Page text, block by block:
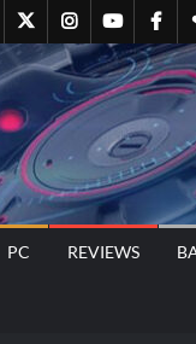
GN@Twitter
GN@Instagram
GNOVA
Canal
de
PC REVIEWS